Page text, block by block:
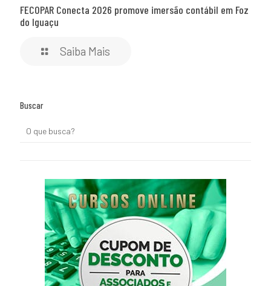
FECOPAR Conecta 2026 promove imersão contábil em Foz
do Iguaçu
Saiba Mais
Buscar